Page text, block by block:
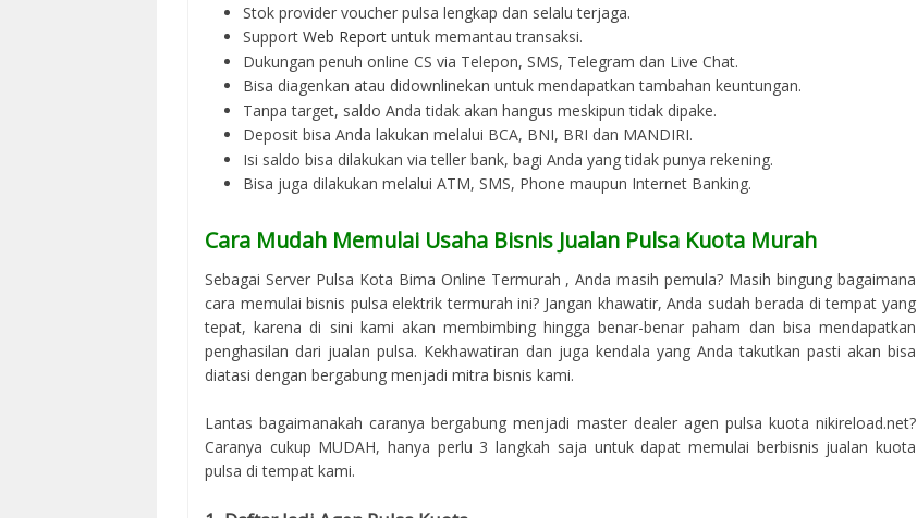
Stok provider voucher pulsa lengkap dan selalu terjaga.
Support Web Report untuk memantau transaksi.
Dukungan penuh online CS via Telepon, SMS, Telegram dan Live Chat.
Bisa diagenkan atau didownlinekan untuk mendapatkan tambahan keuntungan.
Tanpa target, saldo Anda tidak akan hangus meskipun tidak dipake.
Deposit bisa Anda lakukan melalui BCA, BNI, BRI dan MANDIRI.
Isi saldo bisa dilakukan via teller bank, bagi Anda yang tidak punya rekening.
Bisa juga dilakukan melalui ATM, SMS, Phone maupun Internet Banking.
Cara Mudah Memulai Usaha Bisnis Jualan Pulsa Kuota Murah
Sebagai Server Pulsa Kota Bima Online Termurah , Anda masih pemula? Masih bingung bagaimana
cara memulai bisnis pulsa elektrik termurah ini? Jangan khawatir, Anda sudah berada di tempat yang
tepat, karena di sini kami akan membimbing hingga benar-benar paham dan bisa mendapatkan
penghasilan dari jualan pulsa. Kekhawatiran dan juga kendala yang Anda takutkan pasti akan bisa
diatasi dengan bergabung menjadi mitra bisnis kami.
Lantas bagaimanakah caranya bergabung menjadi master dealer agen pulsa kuota nikireload.net?
Caranya cukup MUDAH, hanya perlu 3 langkah saja untuk dapat memulai berbisnis jualan kuota
pulsa di tempat kami.